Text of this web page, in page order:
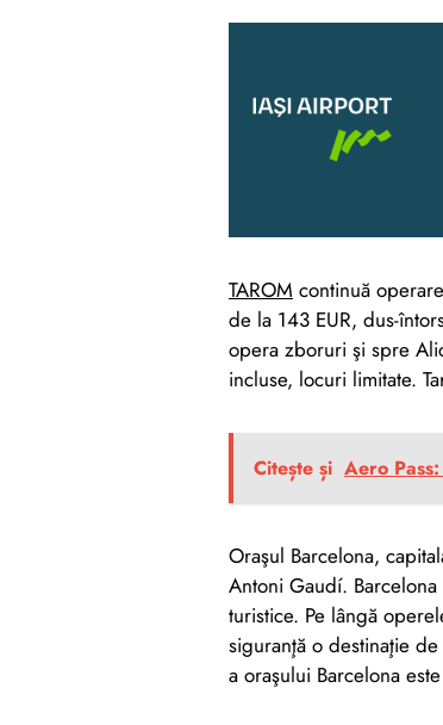
TAROM continuă
de la 143 EUR, dus-
opera zboruri şi spre
incluse, locuri limitate.
Citește și Aero
Oraşul Barcelona,
Antoni Gaudí.
turistice. Pe lângă
siguranţă o destinaţie
a oraşului Barcelona